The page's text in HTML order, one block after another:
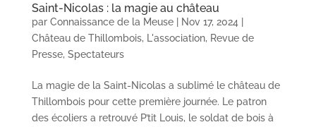
Saint-Nicolas : la magie au château
par Connaissance de la Meuse| Nov 17, 2024
Château de Thillombois, L'association, Revue de
Presse, Spectateurs
La magie de la Saint-Nicolas a sublimé le château de
Thillombois pour cette première journée. Le patron
des écoliers a retrouvé P’tit Louis, le soldat de bois à